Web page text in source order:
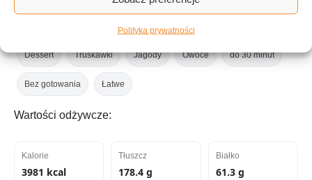
Polityka prywatności
Tagi:
Dessert Truskawki Jagody Owoce do 30 minut
Bez gotowania Łatwe
Wartości odżywcze:
Kalorie
3981 kcal
Tłuszcz
178.4 g
Białko
61.3 g